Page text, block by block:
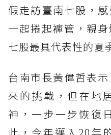
假走訪臺南七股，
一起捲起褲管，親
七股最具代表性的夏
台南市長黃偉哲表
來的挑戰，但在地
神，一步一步恢復